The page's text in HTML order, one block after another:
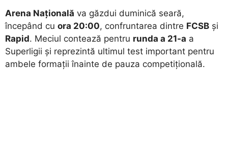
Arena Națională va găzdui duminică seară,
începând cu ora 20:00, confruntarea dintre FCSB și
Rapid. Meciul contează pentru runda a 21-a a
Superligii și reprezintă ultimul test important pentru
ambele formații înainte de pauza competițională.